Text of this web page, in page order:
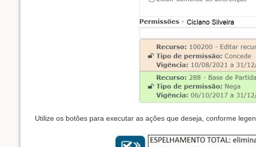
Utilize os botões para executar as ações que deseja, conforme